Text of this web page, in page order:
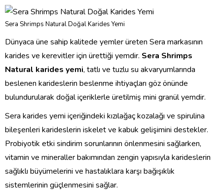
Sera Shrimps Natural Doğal Karides Yemi
Dünyaca üne sahip kalitede yemler üreten Sera markasının
karides ve kerevitler için ürettiği yemdir. Sera Shrimps
Natural karides yemi, tatlı ve tuzlu su akvaryumlarında
beslenen karideslerin beslenme ihtiyaçları göz önünde
bulundurularak doğal içeriklerle üretilmiş mini granül yemdir.
Sera karides yemi içeriğindeki kızılağaç kozalağı ve spirulina
bileşenleri karideslerin iskelet ve kabuk gelişimini destekler.
Probiyotik etki sindirim sorunlarının önlenmesini sağlarken,
vitamin ve mineraller bakımından zengin yapısıyla karideslerin
sağlıklı büyümelerini ve hastalıklara karşı bağışıklık
sistemlerinin güçlenmesini sağlar.